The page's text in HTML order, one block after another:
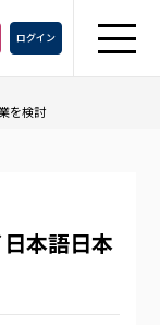
ログイン
を検討
本語日本